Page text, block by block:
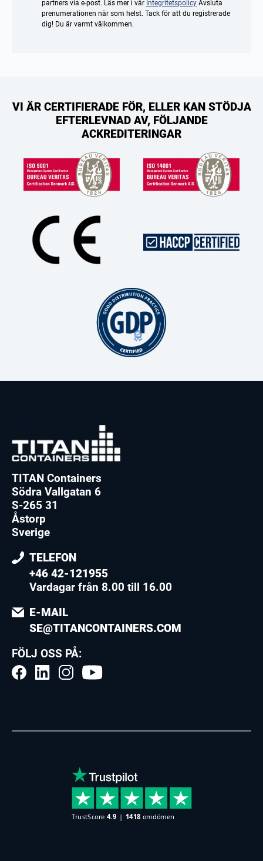
partners via e-post. Läs mer i vår Integritetspolicy Avsluta
prenumerationen när som helst. Tack för att du registrerade
dig! Du är varmt välkommen.
VI ÄR CERTIFIERADE FÖR, ELLER KAN STÖDJA
EFTERLEVNAD AV, FÖLJANDE
ACKREDITERINGAR
TITAN Containers
Södra Vallgatan 6
S-265 31
Åstorp
Sverige
TELEFON
+46 42-121955
Vardagar från 8.00 till 16.00
E-MAIL
SE@TITANCONTAINERS.COM
FÖLJ OSS PÅ: